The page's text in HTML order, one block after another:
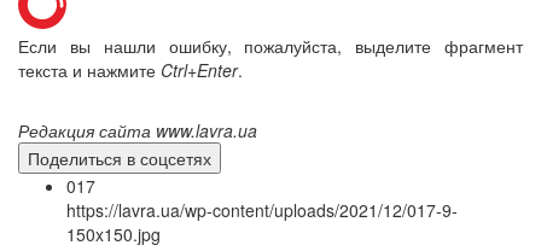
Если вы нашли ошибку, пожалуйста, выделите фрагмент
текста и нажмите Ctrl+Enter.
Редакция сайта www.lavra.ua
Поделиться в соцсетях
017
https://lavra.ua/wp-content/uploads/2021/12/017-9-
150x150.jpg